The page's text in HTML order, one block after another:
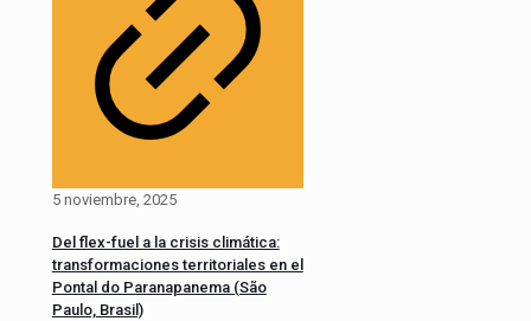
5 noviembre, 2025
Del flex-fuel a la crisis climática:
transformaciones territoriales en el
Pontal do Paranapanema (São
Paulo, Brasil)